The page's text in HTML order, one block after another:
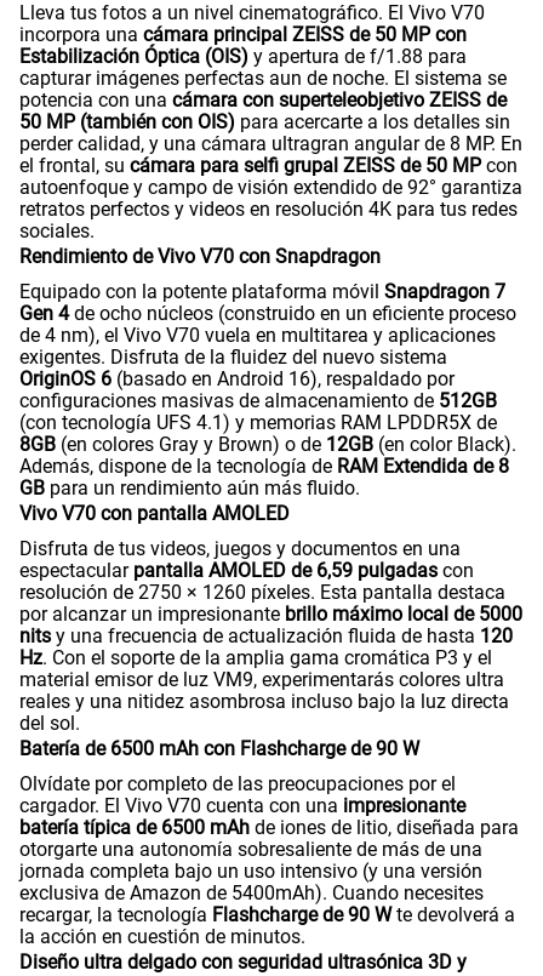
Lleva tus fotos a un nivel cinematográfico. El Vivo V70
incorpora una cámara principal ZEISS de 50 MP con
Estabilización Óptica (OIS) y apertura de f/1.88 para
capturar imágenes perfectas aun de noche. El sistema se
potencia con una cámara con superteleobjetivo ZEISS de
50 MP (también con OIS) para acercarte a los detalles sin
perder calidad, y una cámara ultragran angular de 8 MP. En
el frontal, su cámara para selfi grupal ZEISS de 50 MPcon
autoenfoque y campo de visión extendido de 92° garantiza
retratos perfectos y videos en resolución 4K para tus redes
sociales.
Rendimiento de Vivo V70 con Snapdragon
Equipado con la potente plataforma móvil Snapdragon 7
Gen 4de ocho núcleos (construido en un eficiente proceso
de 4 nm), el Vivo V70 vuela en multitarea y aplicaciones
exigentes. Disfruta de la fluidez del nuevo sistema
OriginOS 6 (basado en Android 16), respaldado por
configuraciones masivas de almacenamiento de 512GB
(con tecnología UFS 4.1) y memorias RAM LPDDR5X de
8GB (en colores Gray y Brown) o de 12GB (en color Black).
Además, dispone de la tecnología de RAM Extendida de 8
GB para un rendimiento aún más fluido.
Vivo V70 con pantalla AMOLED
Disfruta de tus videos, juegos y documentos en una
espectacular pantalla AMOLED de 6,59 pulgadas con
resolución de 2750 × 1260 píxeles. Esta pantalla destaca
por alcanzar un impresionante brillo máximo local de 5000
nits y una frecuencia de actualización fluida de hasta 120
Hz. Con el soporte de la amplia gama cromática P3 y el
material emisor de luz VM9, experimentarás colores ultra
reales y una nitidez asombrosa incluso bajo la luz directa
del sol.
Batería de 6500 mAh con Flashcharge de 90 W
Olvídate por completo de las preocupaciones por el
cargador. El Vivo V70 cuenta con una impresionante
batería típica de 6500 mAh de iones de litio, diseñada para
otorgarte una autonomía sobresaliente de más de una
jornada completa bajo un uso intensivo (y una versión
exclusiva de Amazon de 5400mAh). Cuando necesites
recargar, la tecnología Flashcharge de 90 Wte devolverá a
la acción en cuestión de minutos.
Diseño ultra delgado con seguridad ultrasónica 3D y